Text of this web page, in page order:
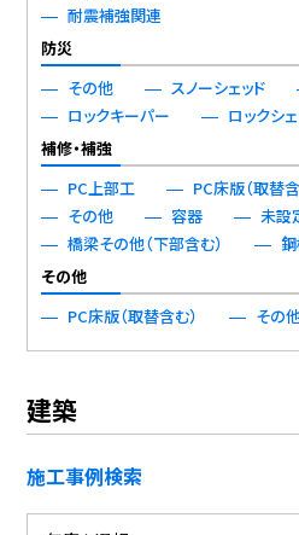
耐震補強関連
防災
その他
スノーシェッド
ロックキーパー
ロックシ
補修・補強
PC上部工
PC床版（取替含
その他
容器
未設
橋梁その他（下部含む）
その他
PC床版（取替含む）
その
建築
施工事例検索